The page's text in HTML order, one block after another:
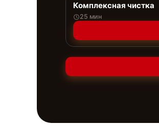
Комплексная чистка
25 мин